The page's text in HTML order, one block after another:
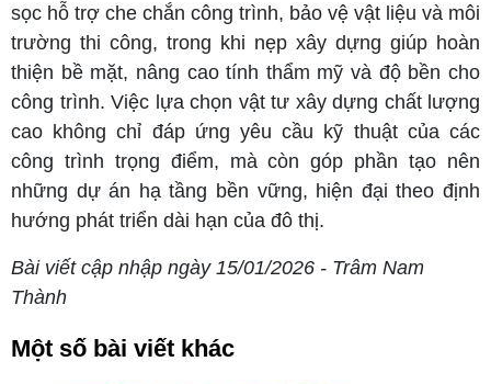
sọc hỗ trợ che chắn công trình, bảo vệ vật liệu và môi
trường thi công, trong khi nẹp xây dựng giúp hoàn
thiện bề mặt, nâng cao tính thẩm mỹ và độ bền cho
công trình. Việc lựa chọn vật tư xây dựng chất lượng
cao không chỉ đáp ứng yêu cầu kỹ thuật của các
công trình trọng điểm, mà còn góp phần tạo nên
những dự án hạ tầng bền vững, hiện đại theo định
hướng phát triển dài hạn của đô thị.
Bài viết cập nhập ngày 15/01/2026 - Trâm Nam
Thành
Một số bài viết khác